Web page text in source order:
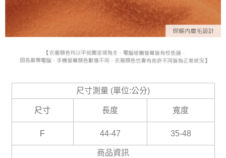
尺寸測量 (單位:公分)
尺寸 長度 寬度
F 44-47 35-48
商品資訊